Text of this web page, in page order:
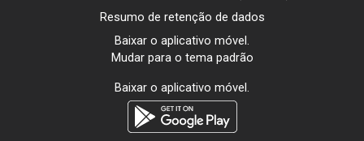
Resumo de retenção de dados
Baixar o aplicativo móvel.
Mudar para o tema padrão
Baixar o aplicativo móvel.